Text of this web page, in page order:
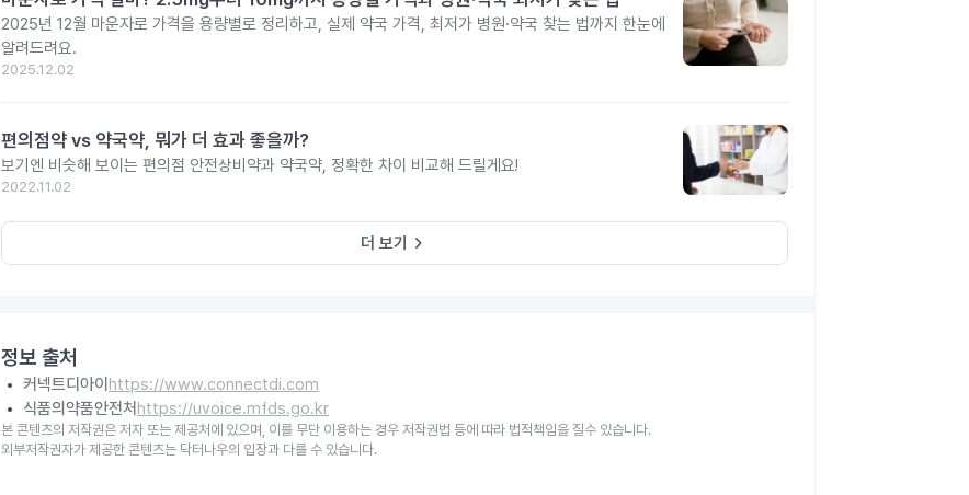
2025년 12월 마운자로 가격을 용량별로 정리하고, 실제 약국 가격, 최저가 병원·약국 찾는 법까지 한눈에
알려드려요.
2025.12.02
편의점약 vs 약국약, 뭐가 더 효과 좋을까?
보기엔 비슷해 보이는 편의점 안전상비약과 약국약, 정확한 차이 비교해 드릴게요!
2022.11.02
더 보기 keyboard_arrow_right
정보 출처
커넥트디아이 https://www.connectdi.com
식품의약품안전처 https://uvoice.mfds.go.kr
본 콘텐츠의 저작권은 저자 또는 제공처에 있으며, 이를 무단 이용하는 경우 저작권법 등에 따라 법적책임을 질수 있습니다.
외부저작권자가 제공한 콘텐츠는 닥터나우의 입장과 다를 수 있습니다.